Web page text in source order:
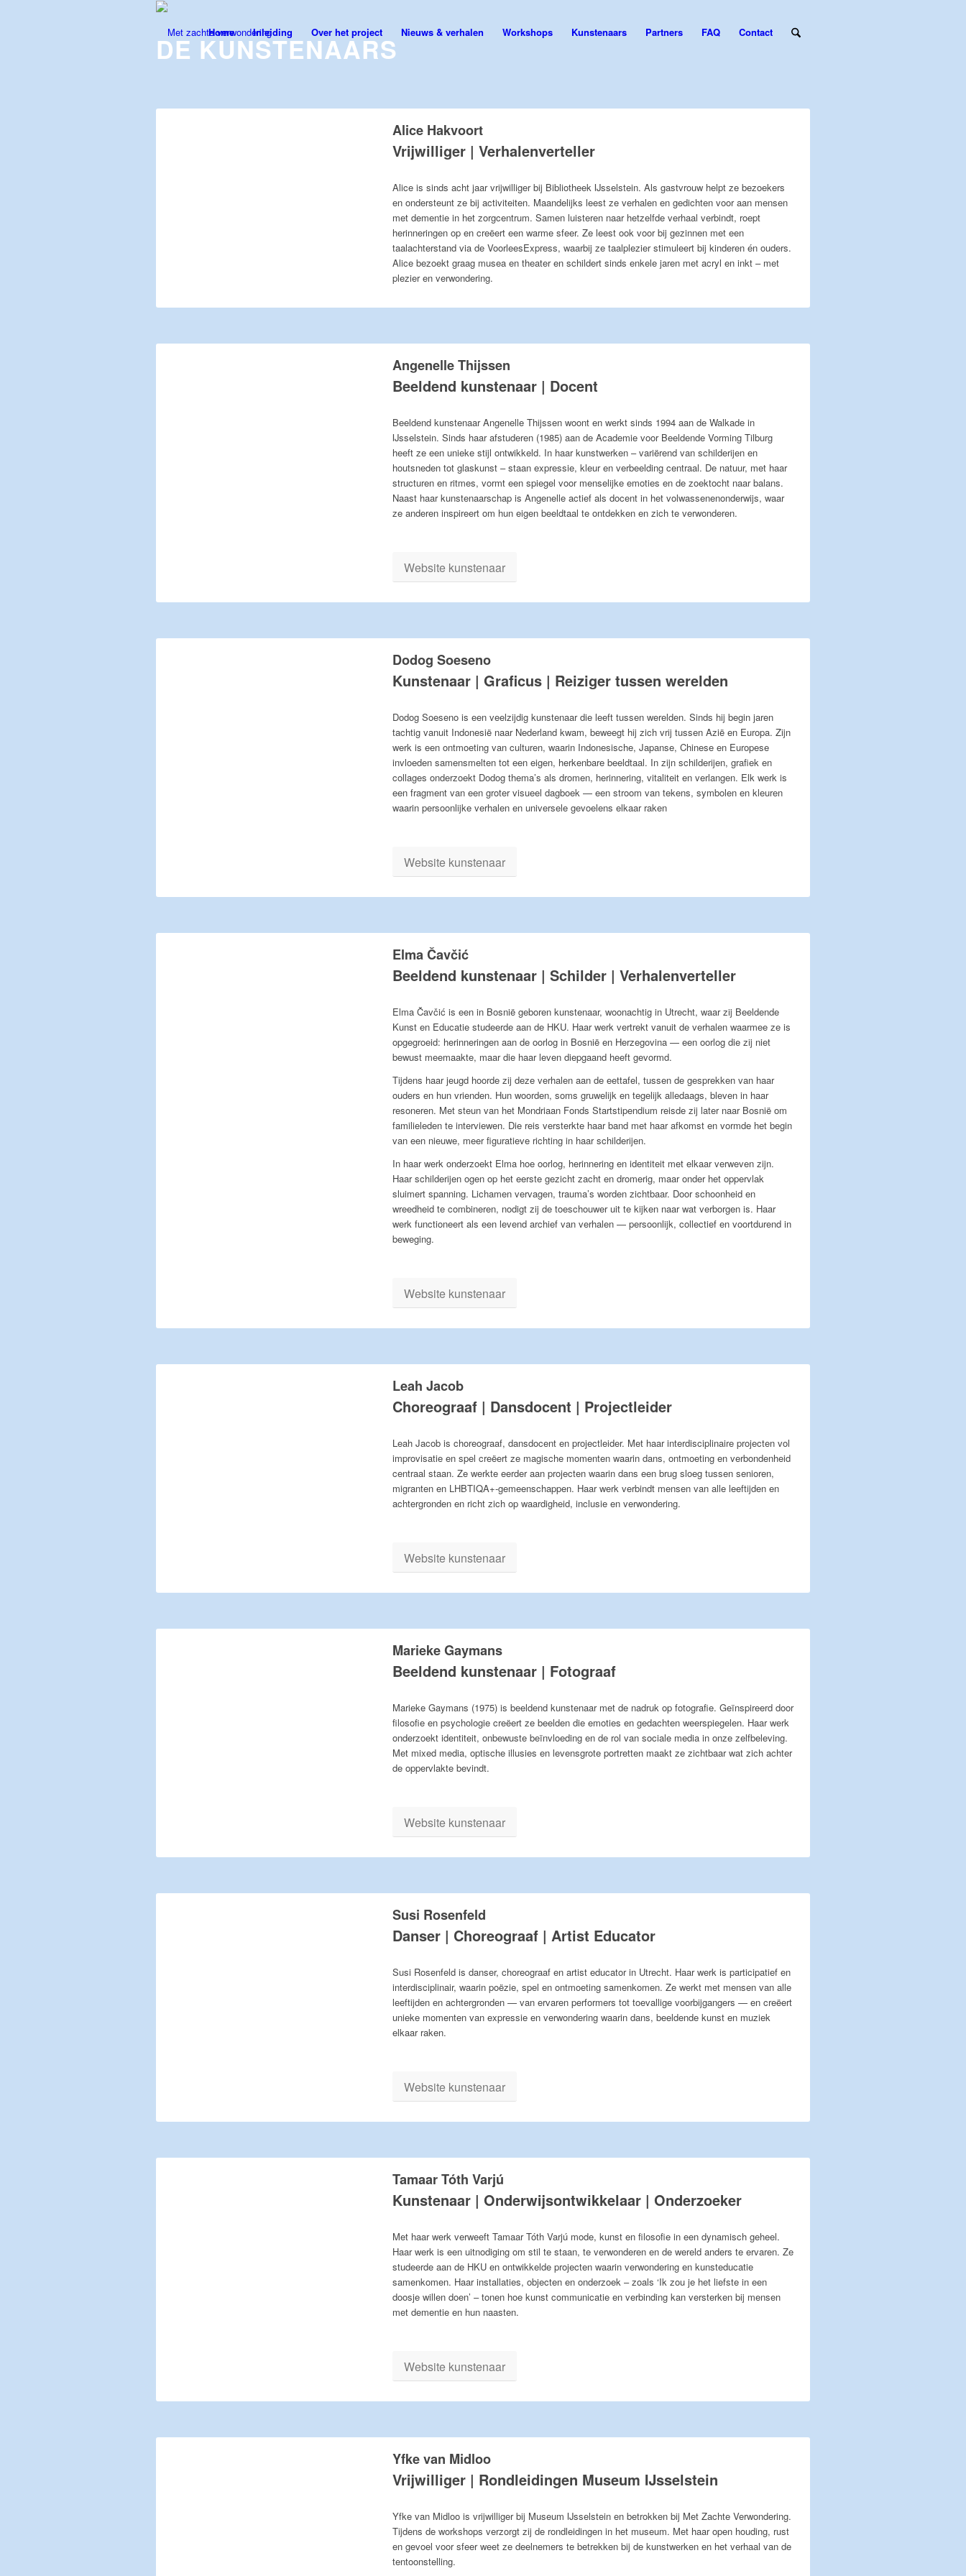
Home Inleiding Over het project Nieuws & verhalen Workshops Kunstenaars Partners FAQ Contact
DE KUNSTENAARS
Alice Hakvoort
Vrijwilliger | Verhalenverteller
Alice is sinds acht jaar vrijwilliger bij Bibliotheek IJsselstein. Als gastvrouw helpt ze bezoekers
en ondersteunt ze bij activiteiten. Maandelijks leest ze verhalen en gedichten voor aan mensen
met dementie in het zorgcentrum. Samen luisteren naar hetzelfde verhaal verbindt, roept
herinneringen op en creëert een warme sfeer. Ze leest ook voor bij gezinnen met een
taalachterstand via de VoorleesExpress, waarbij ze taalplezier stimuleert bij kinderen én ouders.
Alice bezoekt graag musea en theater en schildert sinds enkele jaren met acryl en inkt – met
plezier en verwondering.
Angenelle Thijssen
Beeldend kunstenaar | Docent
Beeldend kunstenaar Angenelle Thijssen woont en werkt sinds 1994 aan de Walkade in
IJsselstein. Sinds haar afstuderen (1985) aan de Academie voor Beeldende Vorming Tilburg
heeft ze een unieke stijl ontwikkeld. In haar kunstwerken – variërend van schilderijen en
houtsneden tot glaskunst – staan expressie, kleur en verbeelding centraal. De natuur, met haar
structuren en ritmes, vormt een spiegel voor menselijke emoties en de zoektocht naar balans.
Naast haar kunstenaarschap is Angenelle actief als docent in het volwassenenonderwijs, waar
ze anderen inspireert om hun eigen beeldtaal te ontdekken en zich te verwonderen.
Website kunstenaar
Dodog Soeseno
Kunstenaar | Graficus | Reiziger tussen werelden
Dodog Soeseno is een veelzijdig kunstenaar die leeft tussen werelden. Sinds hij begin jaren
tachtig vanuit Indonesië naar Nederland kwam, beweegt hij zich vrij tussen Azië en Europa. Zijn
werk is een ontmoeting van culturen, waarin Indonesische, Japanse, Chinese en Europese
invloeden samensmelten tot een eigen, herkenbare beeldtaal. In zijn schilderijen, grafiek en
collages onderzoekt Dodog thema’s als dromen, herinnering, vitaliteit en verlangen. Elk werk is
een fragment van een groter visueel dagboek — een stroom van tekens, symbolen en kleuren
waarin persoonlijke verhalen en universele gevoelens elkaar raken
Website kunstenaar
Elma Čavčić
Beeldend kunstenaar | Schilder | Verhalenverteller
Elma Čavčić is een in Bosnië geboren kunstenaar, woonachtig in Utrecht, waar zij Beeldende
Kunst en Educatie studeerde aan de HKU. Haar werk vertrekt vanuit de verhalen waarmee ze is
opgegroeid: herinneringen aan de oorlog in Bosnië en Herzegovina — een oorlog die zij niet
bewust meemaakte, maar die haar leven diepgaand heeft gevormd.
Tijdens haar jeugd hoorde zij deze verhalen aan de eettafel, tussen de gesprekken van haar
ouders en hun vrienden. Hun woorden, soms gruwelijk en tegelijk alledaags, bleven in haar
resoneren. Met steun van het Mondriaan Fonds Startstipendium reisde zij later naar Bosnië om
familieleden te interviewen. Die reis versterkte haar band met haar afkomst en vormde het begin
van een nieuwe, meer figuratieve richting in haar schilderijen.
In haar werk onderzoekt Elma hoe oorlog, herinnering en identiteit met elkaar verweven zijn.
Haar schilderijen ogen op het eerste gezicht zacht en dromerig, maar onder het oppervlak
sluimert spanning. Lichamen vervagen, trauma’s worden zichtbaar. Door schoonheid en
wreedheid te combineren, nodigt zij de toeschouwer uit te kijken naar wat verborgen is. Haar
werk functioneert als een levend archief van verhalen — persoonlijk, collectief en voortdurend in
beweging.
Website kunstenaar
Leah Jacob
Choreograaf | Dansdocent | Projectleider
Leah Jacob is choreograaf, dansdocent en projectleider. Met haar interdisciplinaire projecten vol
improvisatie en spel creëert ze magische momenten waarin dans, ontmoeting en verbondenheid
centraal staan. Ze werkte eerder aan projecten waarin dans een brug sloeg tussen senioren,
migranten en LHBTIQA+-gemeenschappen. Haar werk verbindt mensen van alle leeftijden en
achtergronden en richt zich op waardigheid, inclusie en verwondering.
Website kunstenaar
Marieke Gaymans
Beeldend kunstenaar | Fotograaf
Marieke Gaymans (1975) is beeldend kunstenaar met de nadruk op fotografie. Geïnspireerd door
filosofie en psychologie creëert ze beelden die emoties en gedachten weerspiegelen. Haar werk
onderzoekt identiteit, onbewuste beïnvloeding en de rol van sociale media in onze zelfbeleving.
Met mixed media, optische illusies en levensgrote portretten maakt ze zichtbaar wat zich achter
de oppervlakte bevindt.
Website kunstenaar
Susi Rosenfeld
Danser | Choreograaf | Artist Educator
Susi Rosenfeld is danser, choreograaf en artist educator in Utrecht. Haar werk is participatief en
interdisciplinair, waarin poëzie, spel en ontmoeting samenkomen. Ze werkt met mensen van alle
leeftijden en achtergronden — van ervaren performers tot toevallige voorbijgangers — en creëert
unieke momenten van expressie en verwondering waarin dans, beeldende kunst en muziek
elkaar raken.
Website kunstenaar
Tamaar Tóth Varjú
Kunstenaar | Onderwijsontwikkelaar | Onderzoeker
Met haar werk verweeft Tamaar Tóth Varjú mode, kunst en filosofie in een dynamisch geheel.
Haar werk is een uitnodiging om stil te staan, te verwonderen en de wereld anders te ervaren. Ze
studeerde aan de HKU en ontwikkelde projecten waarin verwondering en kunsteducatie
samenkomen. Haar installaties, objecten en onderzoek – zoals ‘Ik zou je het liefste in een
doosje willen doen’ – tonen hoe kunst communicatie en verbinding kan versterken bij mensen
met dementie en hun naasten.
Website kunstenaar
Yfke van Midloo
Vrijwilliger | Rondleidingen Museum IJsselstein
Yfke van Midloo is vrijwilliger bij Museum IJsselstein en betrokken bij Met Zachte Verwondering.
Tijdens de workshops verzorgt zij de rondleidingen in het museum. Met haar open houding, rust
en gevoel voor sfeer weet ze deelnemers te betrekken bij de kunstwerken en het verhaal van de
tentoonstelling.